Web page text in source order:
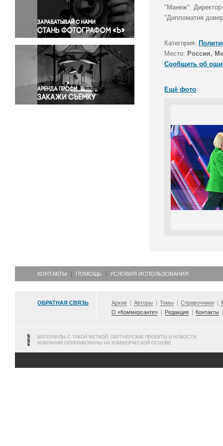
Правосудие
Происшествия и конфликты
Религия
Светская жизнь
Спорт
Экология
Экономика и бизнес
"Манеж". Директор
"Дипломатия
Категория:
Место: Россия,
Сообщить об
Ещё фото
КОНТАКТЫ ПОМОЩЬ УСЛОВИЯ ИСПОЛЬЗОВАНИЯ
ОБРАТНАЯ СВЯЗЬ Архив Авторы Темы Справочники
О «Коммерсанте»
Редакция Контакты
МАТЕРИАЛЫ С ТАКОЙ МЕТКОЙ, ПАРТНЕРСКИЕ ПРОЕКТЫ И НОВОСТИ
КОМПАНИЙ ОПУБЛИКОВАНЫ НА КОММЕРЧЕСКОЙ ОСНОВЕ